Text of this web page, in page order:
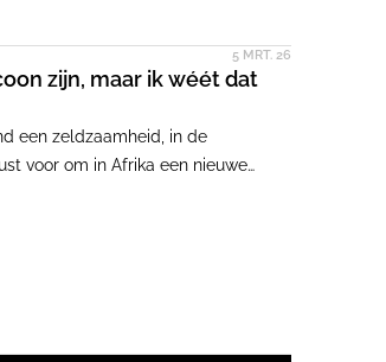
5 MRT. 26
zijn, maar ik wéét dat
een zeldzaamheid, in de
voor om in Afrika een nieuwe